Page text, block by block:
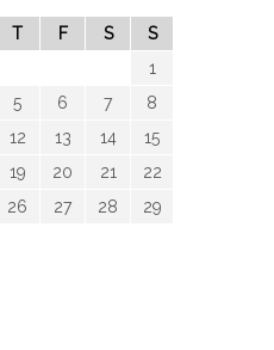
T F S
S
1
5 6 7
8
12 13 14
15
19 20 21
22
26 27 28
29